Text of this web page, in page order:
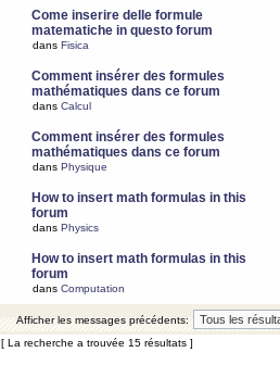
Come inserire delle formule
matematiche in questo forum
dans Fisica
Comment insérer des formules
mathématiques dans ce forum
dans Calcul
Comment insérer des formules
mathématiques dans ce forum
dans Physique
How to insert math formulas in this
forum
dans Physics
How to insert math formulas in this
forum
dans Computation
Afficher les messages précédents:
[ La recherche a trouvée 15 résultats ]